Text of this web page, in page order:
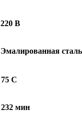
220 В
Эмалированная сталь
75 С
232 мин